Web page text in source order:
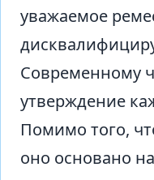
уважаемое
Современному
утверждение
Помимо того,
оно основано